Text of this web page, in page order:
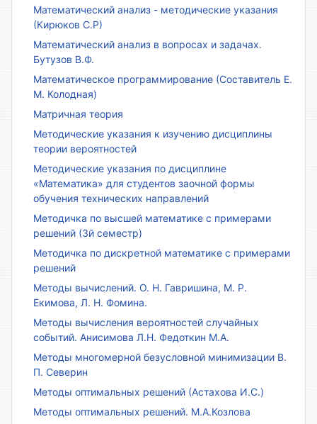
Математический анализ - методические указания
(Кирюков С.Р)
Математический анализ в вопросах и задачах.
Бутузов В.Ф.
Математическое программирование (Составитель Е.
М. Колодная)
Матричная теория
Методические указания к изучению дисциплины
теории вероятностей
Методические указания по дисциплине
«Математика» для студентов заочной формы
обучения технических направлений
Методичка по высшей математике с примерами
решений (3й семестр)
Методичка по дискретной математике с примерами
решений
Методы вычислений. О. Н. Гавришина, М. Р.
Екимова, Л. Н. Фомина.
Методы вычисления вероятностей случайных
событий. Анисимова Л.Н. Федоткин М.А.
Методы многомерной безусловной минимизации В.
П. Северин
Методы оптимальных решений (Астахова И.С.)
Методы оптимальных решений. М.А.Козлова